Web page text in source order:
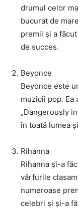
drumul celor
bucurat de
premii și a
de succes.
Beyonce
Beyonce este
muzicii pop. Ea
„Dangerously
în toată lumea
Rihanna
Rihanna și-a
vârfurile
numeroase
celebri și și-a